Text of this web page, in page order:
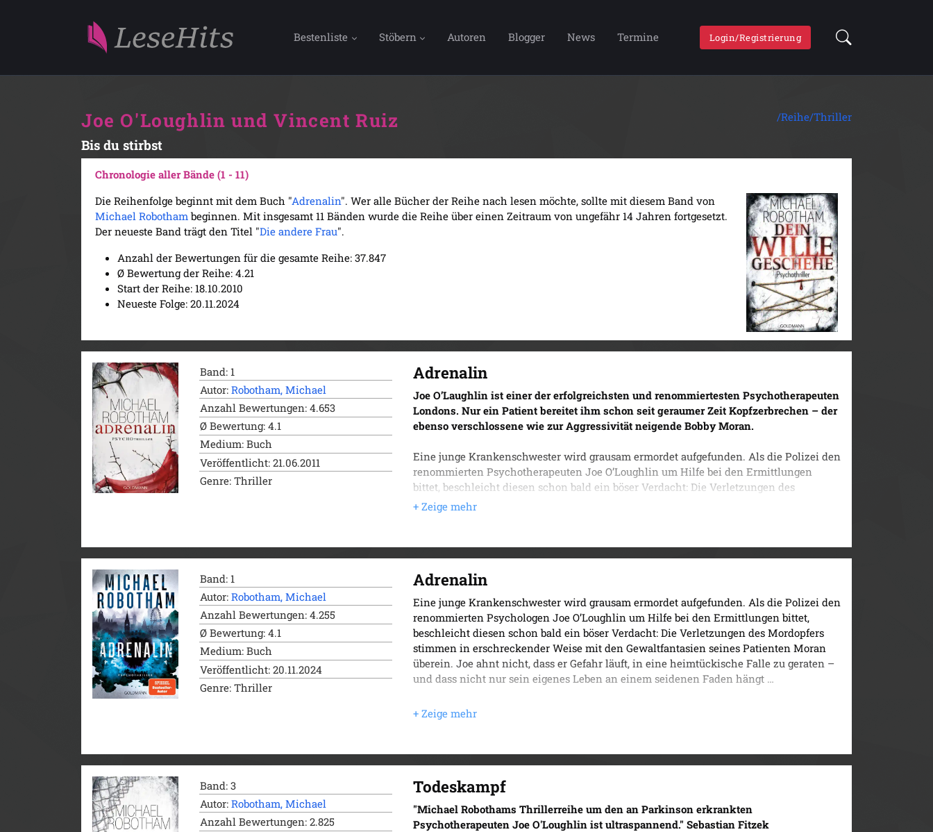
Bestenliste Stöbern Autoren Blogger News Termine Login/Registrierung
Joe O'Loughlin und Vincent Ruiz
Bis du stirbst
/Reihe/Thriller
Chronologie aller Bände (1 - 11)
Die Reihenfolge beginnt mit dem Buch "Adrenalin". Wer alle Bücher der Reihe nach lesen möchte, sollte mit diesem Band von
Michael Robotham beginnen. Mit insgesamt 11 Bänden wurde die Reihe über einen Zeitraum von ungefähr 14 Jahren fortgesetzt.
Der neueste Band trägt den Titel "Die andere Frau".
Anzahl der Bewertungen für die gesamte Reihe: 37.847
Ø Bewertung der Reihe: 4.21
Start der Reihe: 18.10.2010
Neueste Folge: 20.11.2024
Band: 1
Autor:Robotham, Michael
Anzahl Bewertungen: 4.653
Ø Bewertung: 4.1
Medium: Buch
Veröffentlicht: 21.06.2011
Genre: Thriller
Adrenalin
Joe O’Laughlin ist einer der erfolgreichsten und renommiertesten Psychotherapeuten
Londons. Nur ein Patient bereitet ihm schon seit geraumer Zeit Kopfzerbrechen – der
ebenso verschlossene wie zur Aggressivität neigende Bobby Moran.
Eine junge Krankenschwester wird grausam ermordet aufgefunden. Als die Polizei den
renommierten Psychotherapeuten Joe O’Loughlin um Hilfe bei den Ermittlungen
bittet, beschleicht diesen schon bald ein böser Verdacht: Die Verletzungen des
Mordopfers stimmen in erschreckender Weise mit den Gewaltphantasien seines
Patienten Moran überein. Joe ahnt nicht, dass er Gefahr läuft, in eine heimtückische
hängt …Der Auftakt zur Erfolgsserie von Michael Robotham.
Band: 1
Autor:Robotham, Michael
Anzahl Bewertungen: 4.255
Ø Bewertung: 4.1
Medium: Buch
Veröffentlicht: 20.11.2024
Genre: Thriller
Adrenalin
Eine junge Krankenschwester wird grausam ermordet aufgefunden. Als die Polizei den
renommierten Psychologen Joe O’Loughlin um Hilfe bei den Ermittlungen bittet,
beschleicht diesen schon bald ein böser Verdacht: Die Verletzungen des Mordopfers
stimmen in erschreckender Weise mit den Gewaltfantasien seines Patienten Moran
überein. Joe ahnt nicht, dass er Gefahr läuft, in eine heimtückische Falle zu geraten –
und dass nicht nur sein eigenes Leben an einem seidenen Faden hängt …
Band: 3
Autor:Robotham, Michael
Anzahl Bewertungen: 2.825
Todeskampf
"Michael Robothams Thrillerreihe um den an Parkinson erkrankten
Psychotherapeuten Joe O'Loughlin ist ultraspannend." Sebastian Fitzek